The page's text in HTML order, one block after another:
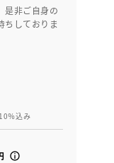
非ご自身の
しておりま
％込み